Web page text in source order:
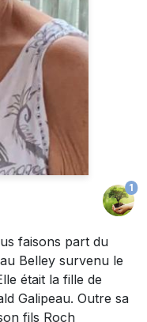
1
faisons part du
Belley survenu le
était la fille de
Galipeau. Outre sa
fils Roch